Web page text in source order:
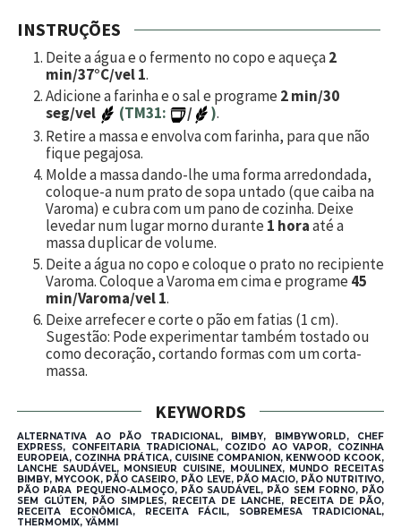
INSTRUÇÕES
Deite a água e o fermento no copo e aqueça2
min/37°C/vel 1.
Adicione a farinha e o sal e programe2 min/30
seg/vel
(TM31: / ).
Retire a massa e envolva com farinha, para que não
fique pegajosa.
Molde a massa dando-lhe uma forma arredondada,
coloque-a num prato de sopa untado (que caiba na
Varoma) e cubra com um pano de cozinha. Deixe
levedar num lugar morno durante1 horaaté a
massa duplicar de volume.
Deite a água no copo e coloque o prato no recipiente
Varoma. Coloque a Varoma em cima e programe45
min/Varoma/vel 1.
Deixe arrefecer e corte o pão em fatias (1 cm).
Sugestão: Pode experimentar também tostado ou
como decoração, cortando formas com um corta-
massa.
KEYWORDS
ALTERNATIVA AO PÃO TRADICIONAL, BIMBY, BIMBYWORLD, CHEF
EXPRESS, CONFEITARIA TRADICIONAL, COZIDO AO VAPOR, COZINHA
EUROPEIA, COZINHA PRÁTICA, CUISINE COMPANION, KENWOOD KCOOK,
LANCHE SAUDÁVEL, MONSIEUR CUISINE, MOULINEX, MUNDO RECEITAS
BIMBY, MYCOOK, PÃO CASEIRO, PÃO LEVE, PÃO MACIO, PÃO NUTRITIVO,
PÃO PARA PEQUENO-ALMOÇO, PÃO SAUDÁVEL, PÃO SEM FORNO, PÃO
SEM GLÚTEN, PÃO SIMPLES, RECEITA DE LANCHE, RECEITA DE PÃO,
RECEITA ECONÔMICA, RECEITA FÁCIL, SOBREMESA TRADICIONAL,
THERMOMIX, YÄMMI